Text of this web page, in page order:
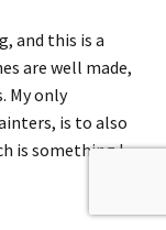
and this is a
are well made,
My only
is to also
is something I